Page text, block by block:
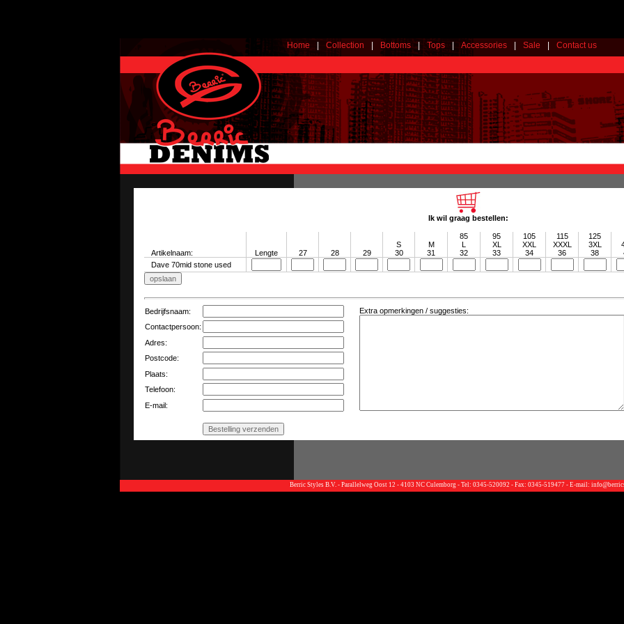
Home Collection Bottoms Tops Accessories Sale Contact us
Ik wil graag bestellen:
85 95 105 115
125
S
M L XL XXL XXXL 3XL
Artikelnaam:
Lengte 27 28 29 30 31 32 33 34 36 38
Dave 70mid stone used
Bedrijfsnaam:
Extra opmerkingen / suggesties:
Contactpersoon:
Adres:
Postcode:
Plaats:
Telefoon:
E-mail:
Berric Styles B.V. - Parallelweg Oost 12 - 4103 NC Culemborg - Tel: 0345-520092 - Fax: 0345-519477 - E-mail: